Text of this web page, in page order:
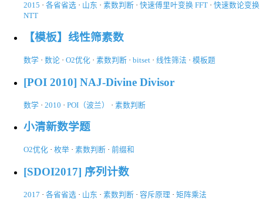
2015 · 各省省选 · 山东 · 素数判断 · 快速傅里叶变换 FFT · 快速数论变换
NTT
【模板】线性筛素数
数学 · 数论 · O2优化 · 素数判断 · bitset · 线性筛法 · 模板题
[POI 2010] NAJ-Divine Divisor
数学 · 2010 · POI（波兰） · 素数判断
小清新数学题
O2优化 · 枚举 · 素数判断 · 前缀和
[SDOI2017] 序列计数
2017 · 各省省选 · 山东 · 素数判断 · 容斥原理 · 矩阵乘法